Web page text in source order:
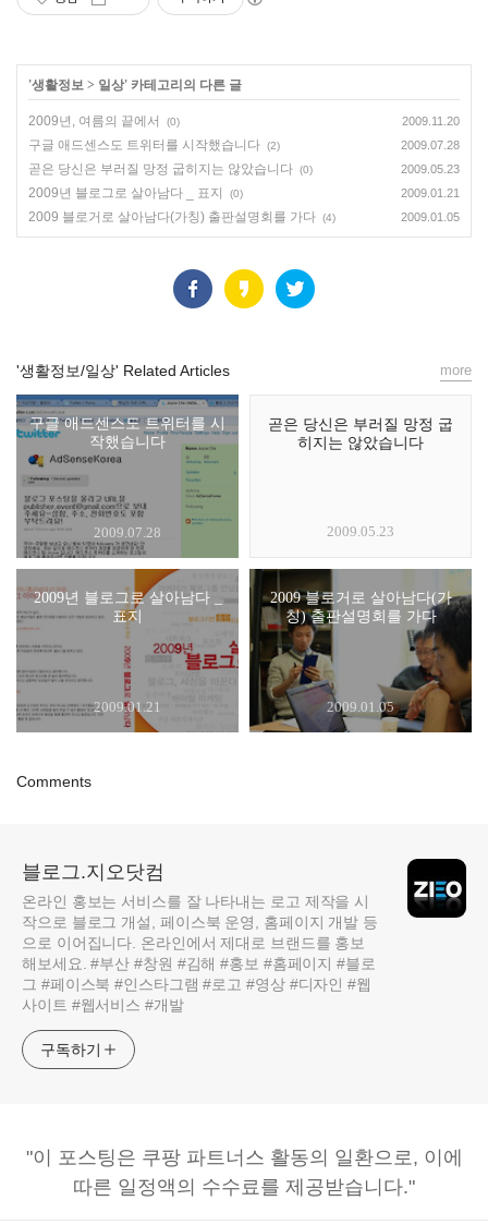
'생활정보 > 일상' 카테고리의 다른 글
2009년, 여름의 끝에서 (0) 2009.11.20
구글 애드센스도 트위터를 시작했습니다 (2) 2009.07.28
곧은 당신은 부러질 망정 굽히지는 않았습니다 (0) 2009.05.23
2009년 블로그로 살아남다 _ 표지 (0) 2009.01.21
2009 블로거로 살아남다(가칭) 출판설명회를 가다 (4) 2009.01.05
'생활정보/일상' Related Articles
구글 애드센스도 트위터를 시
작했습니다
2009.07.28
곧은 당신은 부러질 망정 굽
히지는 않았습니다
2009.05.23
2009년 블로그로 살아남다 _
표지
2009.01.21
2009 블로거로 살아남다(가
칭) 출판설명회를 가다
2009.01.05
more
Comments
블로그.지오닷컴
온라인 홍보는 서비스를 잘 나타내는 로고 제작을 시
작으로 블로그 개설, 페이스북 운영, 홈페이지 개발 등
으로 이어집니다. 온라인에서 제대로 브랜드를 홍보
해보세요. #부산 #창원 #김해 #홍보 #홈페이지 #블로
그 #페이스북 #인스타그램 #로고 #영상 #디자인 #웹
사이트 #웹서비스 #개발
구독하기
"이 포스팅은 쿠팡 파트너스 활동의 일환으로, 이에
따른 일정액의 수수료를 제공받습니다."